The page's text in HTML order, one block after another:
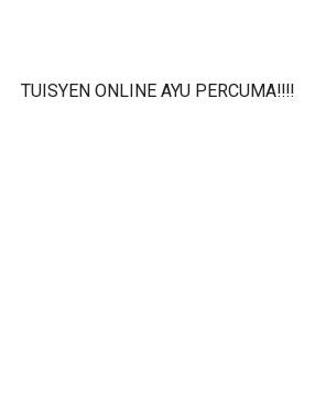
TUISYEN ONLINE AYU PERCUMA‼️‼️